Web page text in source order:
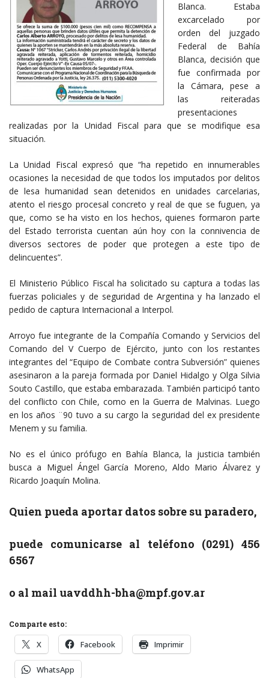
Blanca. Estaba
excarcelado por
orden del juzgado
Federal de Bahía
Blanca, decisión que
fue confirmada por
la Cámara, pese a
las reiteradas
presentaciones
realizadas por la Unidad Fiscal para que se modifique esa
situación.
La Unidad Fiscal expresó que “ha repetido en innumerables
ocasiones la necesidad de que todos los imputados por delitos
de lesa humanidad sean detenidos en unidades carcelarias,
atento el riesgo procesal concreto y real de que se fuguen, ya
que, como se ha visto en los hechos, quienes formaron parte
del Estado terrorista cuentan aún hoy con la connivencia de
diversos sectores de poder que protegen a este tipo de
delincuentes”.
El Ministerio Público Fiscal ha solicitado su captura a todas las
fuerzas policiales y de seguridad de Argentina y ha lanzado el
pedido de captura Internacional a Interpol.
Arroyo fue integrante de la Compañía Comando y Servicios del
Comando del V Cuerpo de Ejército, junto con los restantes
integrantes del “Equipo de Combate contra Subversión” quienes
asesinaron a la pareja formada por Daniel Hidalgo y Olga Silvia
Souto Castillo, que estaba embarazada. También participó tanto
del conflicto con Chile, como en la Guerra de Malvinas. Luego
en los años ¨90 tuvo a su cargo la seguridad del ex presidente
Menem y su familia.
No es el único prófugo en Bahía Blanca, la justicia también
busca a Miguel Ángel García Moreno, Aldo Mario Álvarez y
Ricardo Joaquín Molina.
Quien pueda aportar datos sobre su paradero,
puede comunicarse al teléfono (0291) 456
6567
o al mail uavddhh-bha@mpf.gov.ar
Comparte esto:
X Facebook Imprimir
WhatsApp